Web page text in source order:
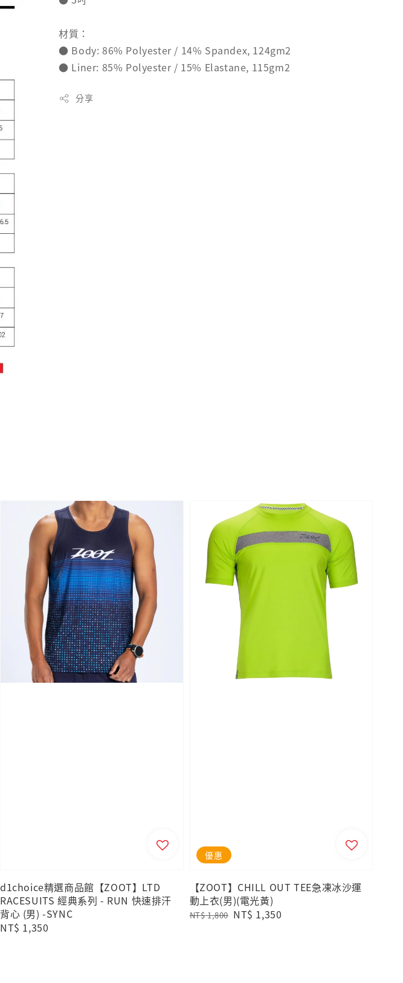
材質：
● Body: 86% Polyester / 14% Spandex, 124gm2
● Liner: 85% Polyester / 15% Elastane, 115gm2
分享
d1choice精選商品館【ZOOT】LTD
RACESUITS 經典系列 - RUN 快速排汗
背心 (男) -SYNC
Regular
NT$ 1,350
優惠
【ZOOT】CHILL OUT TEE急凍冰沙運
動上衣(男)(電光黃)
Regular
NT$ 1,800 Sale
NT$ 1,350